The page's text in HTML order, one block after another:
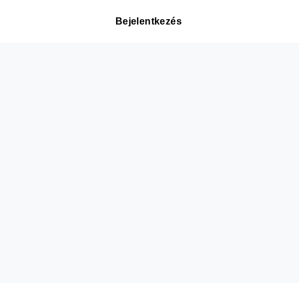
Bejelentkezés